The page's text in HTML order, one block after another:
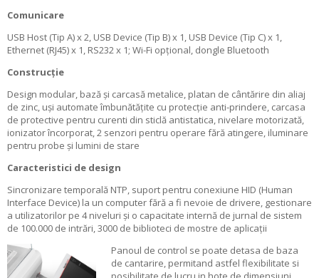
Comunicare
USB Host (Tip A) x 2, USB Device (Tip B) x 1, USB Device (Tip C) x 1,
Ethernet (RJ45) x 1, RS232 x 1; Wi-Fi opțional, dongle Bluetooth
Construcție
Design modular, bază și carcasă metalice, platan de cântărire din aliaj
de zinc, uși automate îmbunătățite cu protecție anti-prindere, carcasa
de protective pentru curenti din sticlă antistatica, nivelare motorizată,
ionizator încorporat, 2 senzori pentru operare fără atingere, iluminare
pentru probe și lumini de stare
Caracteristici de design
Sincronizare temporală NTP, suport pentru conexiune HID (Human
Interface Device) la un computer fără a fi nevoie de drivere, gestionare
a utilizatorilor pe 4 niveluri și o capacitate internă de jurnal de sistem
de 100.000 de intrări, 3000 de biblioteci de mostre de aplicații
Panoul de control se poate detasa de baza
de cantarire, permitand astfel flexibilitate si